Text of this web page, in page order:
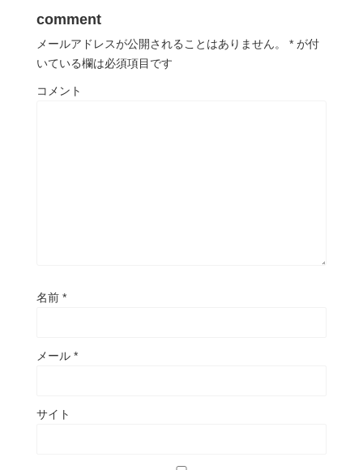
comment
メールアドレスが公開されることはありません。 * が付
いている欄は必須項目です
コメント
名前 *
メール *
サイト